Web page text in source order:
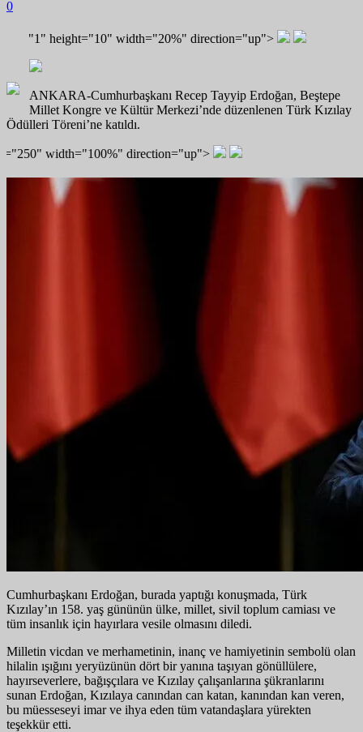
0
"1" height="10" width="20%" direction="up">
ANKARA-Cumhurbaşkanı Recep Tayyip Erdoğan, Beştepe
Millet Kongre ve Kültür Merkezi’nde düzenlenen Türk Kızılay
Ödülleri Töreni’ne katıldı.
direction="up">
Cumhurbaşkanı Erdoğan, burada yaptığı konuşmada, Türk
Kızılay’ın 158. yaş gününün ülke, millet, sivil toplum camiası ve
tüm insanlık için hayırlara vesile olmasını diledi.
Milletin vicdan ve merhametinin, inanç ve hamiyetinin sembolü olan
hilalin ışığını yeryüzünün dört bir yanına taşıyan gönüllülere,
hayırseverlere, bağışçılara ve Kızılay çalışanlarına şükranlarını
sunan Erdoğan, Kızılaya canından can katan, kanından kan veren,
bu müesseseyi imar ve ihya eden tüm vatandaşlara yürekten
teşekkür etti.